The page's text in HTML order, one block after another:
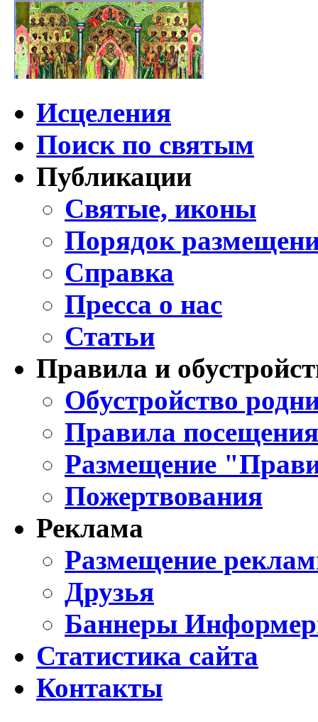
Исцеления
Поиск по святым
Публикации
Святые, иконы
Порядок
Справка
Пресса о нас
Статьи
Правила и
Обустройство
Правила
Размещение
Пожертвования
Реклама
Размещение
Друзья
Баннеры
Статистика сайта
Контакты